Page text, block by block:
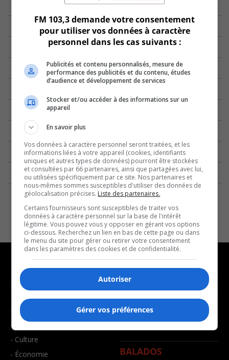
NOUVELLES
- Affaires municipales
- Communauté / Social
- Culture
- Économie
MUSIQUE
- Décompte franco
- Joué récemment
BALADOS
FM 103,3 demande votre consentement
pour utiliser vos données à caractère
personnel dans les cas suivants :
Publicités et contenu personnalisés, mesure de
performance des publicités et du contenu, études
d’audience et développement de services
Stocker et/ou accéder à des informations sur un
appareil
En savoir plus
Vos données à caractère personnel seront traitées, et les
informations liées à votre appareil (cookies, identifiants
uniques et autres types de données) pourront être stockées
et consultées par 66 partenaires, ainsi que partagées avec lui,
ou utilisées spécifiquement par ce site. Nos partenaires et
nous-mêmes sommes susceptibles d'utiliser des données de
géolocalisation précises. Liste des partenaires.
Certains fournisseurs sont susceptibles de traiter vos
données à caractère personnel sur la base de l'intérêt
légitime. Vous pouvez vous y opposer en gérant vos options
ci-dessous. Recherchez un lien en bas de cette page ou dans
le menu du site pour gérer ou retirer votre consentement
dans les paramètres des cookies et de confidentialité.
Autoriser
Gérer vos préférences